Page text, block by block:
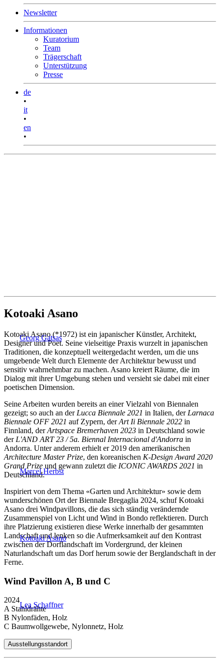
Newsletter
Informationen
Kuratorium
Team
Trägerschaft
Unterstützung
Presse
de
•
it
•
en
•
Kotoaki Asano
Kotoaki Asano (*1972) ist ein japanischer Künstler, Architekt,
Designer und Poet. Seine vielseitige Praxis wurzelt in japanischen
Traditionen, die konzeptuell weitergedacht werden, um die uns
umgebende Welt durch Elemente der Architektur bewusst und
sensitiv wahrnehmbar zu machen. Asano kreiert Räume, die im
Dialog mit ihrer Umgebung stehen und versieht sie dabei mit einer
poetischen Dimension.
Seine Arbeiten wurden bereits an einer Vielzahl von Biennalen
gezeigt; so auch an der Lucca Biennale 2021 in Italien, der Larnaca
Biennale OFF 2021 auf Zypern, derArt Ii Biennale 2022 in
Finnland, derArtspace Bremerhaven 2023 in Deutschland sowie
der L'AND ART 23 / 5a. Biennal Internacional d'Andorra in
Andorra. Unter anderem erhielt er 2019 den amerikanischen
Architecture Master Prize, den koreanischen K-Design Award 2020
Grand Prize und gewann zuletzt die ICONIC AWARDS 2021 in
Deutschland.
Inspiriert von dem Thema «Garten und Architektur» sowie dem
wunderschönen Ort der Biennale Bregaglia 2024, schuf Kotoaki
Asano drei Windpavillons, die das sich ständig verändernde
Zusammenspiel von Licht und Wind in Bondo reflektieren. Durch
ihre Platzierung existieren diese Werke innerhalb der gesammten
Landschaft und lenken so die Aufmerksamkeit auf den Kontrast
zwischen der Dorflandschaft im Vordergrund, der kleinen
Naturlandschaft um das Dorf herum sowie der Berglandschaft in der
Ferne.
Wind Pavillon A, B und C
2024
A Stahldrähte
B Nylonfäden, Holz
C Baumwollgewebe, Nylonnetz, Holz
Ausstellungsstandort
Georg Gatsas
Marcel Herbst
Kotoaki Asano
Lea Schaffner